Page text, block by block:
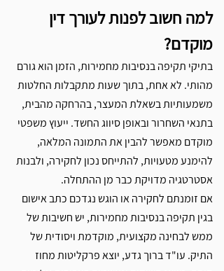
למה חשוב לפנות לעורך דין
מוקדם?
בתיקי תקיפה בנסיבות מחמירות, הזמן הוא גורם
מהותי. לא אחת, בתוך שעות מתקבלות החלטות
משמעותיות בשאלת המעצר, בהרחקה מהבית,
בתנאי השחרור ובאופן סיווג החשד. ייעוץ משפטי
מוקדם מאפשר להבין את התמונה המלאה,
להימנע מטעויות, להתייחס נכון לחקירה, ולבנות
אסטרטגיה מדויקת כבר מן ההתחלה.
אם זומנתם לחקירה או הוגש נגדכם כתב אישום
בגין תקיפה בנסיבות מחמירות, יש חשיבות של
ממש לבחינה מקצועית, מוקדמת ויסודית של
התיק. עו"ד ברוך גדע, יוצא פרקליטות מחוז